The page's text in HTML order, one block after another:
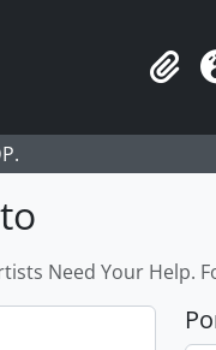
Need Your Help.